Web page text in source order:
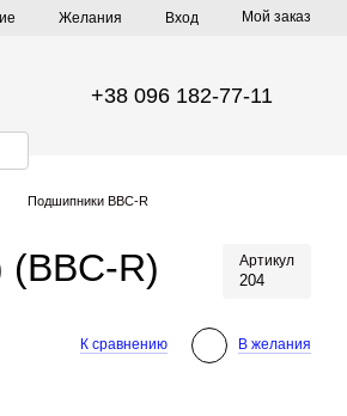
Желания Вход Мой заказ
+38 096 182-77-11
Подшипники BBC-R
R) Артикул
204
К сравнению В желания